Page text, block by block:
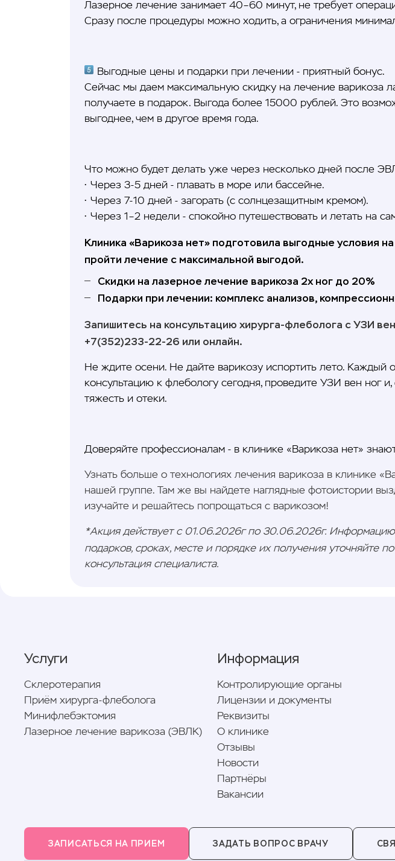
Лазерное лечение занимает 40–60 минут, не требует
Сразу после процедуры можно ходить, а ограничения
Выгодные цены и подарки при лечении - приятный бонус.
Сейчас мы даем максимальную скидку на лечение варикоза
получаете в подарок. Выгода более 15000 рублей. Это
выгоднее, чем в другое время года.
Что можно будет делать уже через несколько дней после
• Через 3-5 дней - плавать в море или бассейне.
• Через 7-10 дней - загорать (с солнцезащитным кремом).
• Через 1–2 недели - спокойно путешествовать и летать на
Клиника «Варикоза нет» подготовила выгодные условия
пройти лечение с максимальной выгодой.
Скидки на лазерное лечение варикоза 2х ног до 20%
Подарки при лечении: комплекс анализов,
Запишитесь на консультацию хирурга-флеболога с УЗИ
+7(352)233-22-26 или онлайн.
Не ждите осени. Не дайте варикозу испортить лето.
консультацию к флебологу сегодня, проведите УЗИ вен ног
тяжесть и отеки.
Доверяйте профессионалам - в клинике «Варикоза нет»
Узнать больше о технологиях лечения варикоза в клинике
нашей группе. Там же вы найдете наглядные фотоистории
изучайте и решайтесь попрощаться с варикозом!
*Акция действует с 01.06.2026г по 30.06.2026г.
подарков, сроках, месте и порядке их получения уточняйте по
консультация специалиста.
Услуги
Склеротерапия
Приём хирурга-флеболога
Минифлебэктомия
Лазерное лечение варикоза (ЭВЛК)
Информация
Контролирующие органы
Лицензии и документы
Реквизиты
О клинике
Отзывы
Новости
Партнёры
Вакансии
ЗАПИСАТЬСЯ НА ПРИЕМ ЗАДАТЬ ВОПРОС ВРАЧУ